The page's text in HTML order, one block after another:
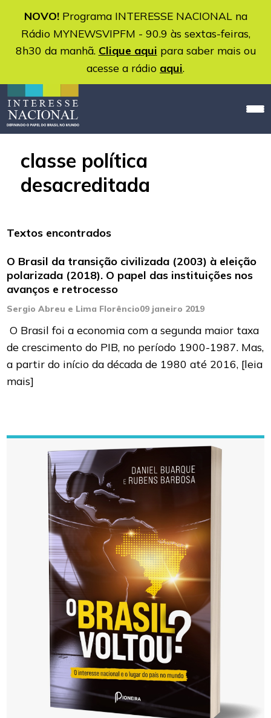
NOVO!Programa INTERESSE NACIONAL na
Rádio MYNEWSVIPFM - 90.9 às sextas-feiras,
8h30 da manhã. Clique aqui para saber mais ou
acesse a rádio aqui.
classe política
desacreditada
Textos encontrados
O Brasil da transição civilizada (2003) à eleição
polarizada (2018). O papel das instituições nos
avanços e retrocesso
Sergio Abreu e Lima Florêncio09 janeiro 2019
O Brasil foi a economia com a segunda maior taxa
de crescimento do PIB, no período 1900-1987. Mas,
a partir do início da década de 1980 até 2016, [leia
mais]